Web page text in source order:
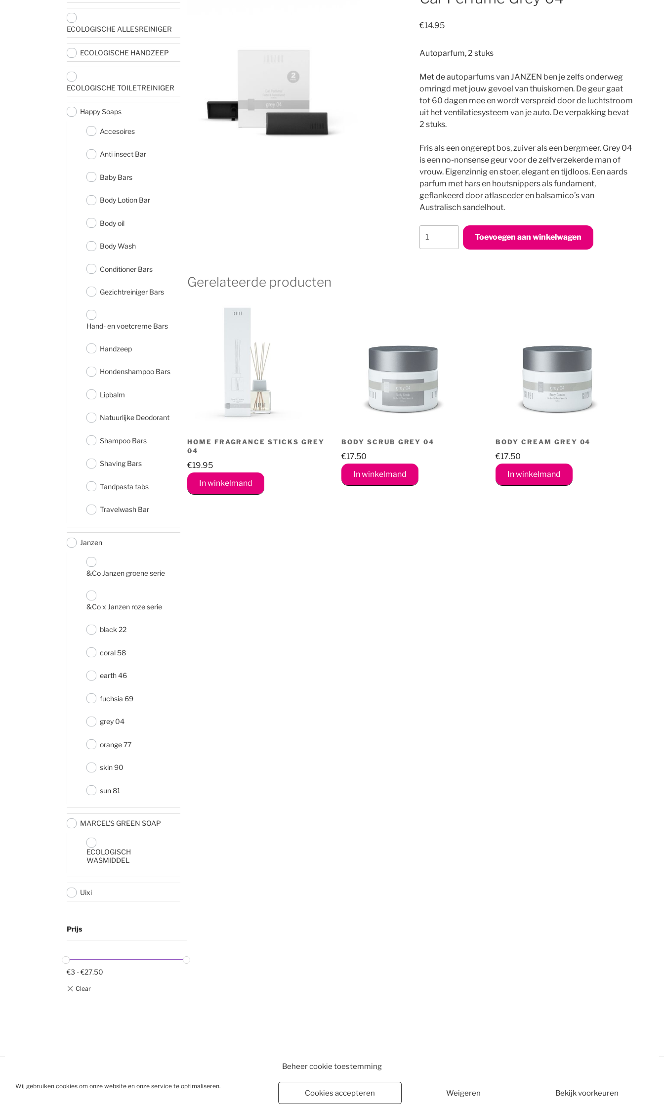
Beheer cookie toestemming
Wij gebruiken cookies om onze website en onze service te optimaliseren.
Cookies accepteren Weigeren Bekijk voorkeuren
€14.95
Autoparfum, 2 stuks
Met de autoparfums van JANZEN ben je zelfs onderweg
omringd met jouw gevoel van thuiskomen. De geur gaat
tot 60 dagen mee en wordt verspreid door de luchtstroom
uit het ventilatiesysteem van je auto. De verpakking bevat
2 stuks.
Fris als een ongerept bos, zuiver als een bergmeer. Grey 04
is een no-nonsense geur voor de zelfverzekerde man of
vrouw. Eigenzinnig en stoer, elegant en tijdloos. Een aards
parfum met hars en houtsnippers als fundament,
geflankeerd door atlasceder en balsamico’s van
Australisch sandelhout.
Perfume
Toevoegen aan winkelwagen
Gerelateerde producten
HOME FRAGRANCE STICKS GREY
04
€19.95
In winkelmand
BODY SCRUB GREY 04
€17.50
In winkelmand
BODY CREAM GREY 04
€17.50
In winkelmand
ECOLOGISCHE ALLESREINIGER
ECOLOGISCHE HANDZEEP
ECOLOGISCHE TOILETREINIGER
Happy Soaps
Accesoires
Anti insect Bar
Baby Bars
Body Lotion Bar
Body oil
Body Wash
Conditioner Bars
Gezichtreiniger Bars
Hand- en voetcreme Bars
Handzeep
Hondenshampoo Bars
Lipbalm
Natuurlijke Deodorant
Shampoo Bars
Shaving Bars
Tandpasta tabs
Travelwash Bar
Janzen
&Co Janzen groene serie
&Co x Janzen roze serie
black 22
coral 58
earth 46
fuchsia 69
grey 04
orange 77
skin 90
sun 81
MARCEL'S GREEN SOAP
ECOLOGISCH
WASMIDDEL
Uixi
Prijs
€3 -€27.50
WINKELMAND VESTIGINGEN CONTACT 2026